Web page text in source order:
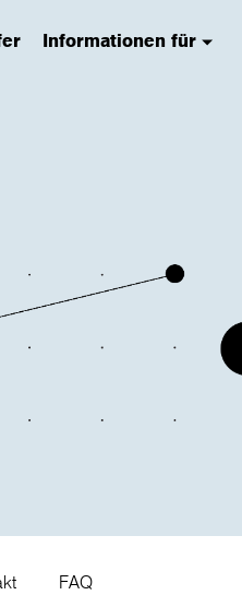
Informationen für
(has submenu)
FAQ